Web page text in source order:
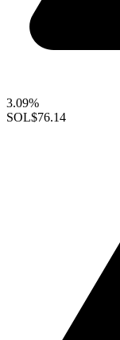
3.09%
SOL$76.14